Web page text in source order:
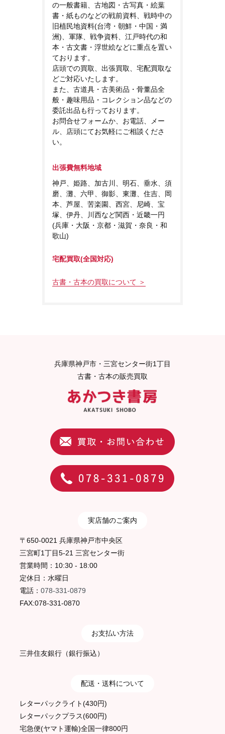
の一般書籍、古地図・古写真・絵葉
書・紙ものなどの戦前資料、戦時中の
旧植民地資料(台湾・朝鮮・中国・満
洲)、軍隊、戦争資料、江戸時代の和
本・古文書・浮世絵などに重点を置い
ております。
店頭での買取、出張買取、宅配買取な
どご対応いたします。
また、古道具・古美術品・骨董品全
般・趣味用品・コレクション品などの
委託出品も行っております。
お問合せフォームか、お電話、メー
ル、店頭にてお気軽にご相談くださ
い。
出張費無料地域
神戸、姫路、加古川、明石、垂水、須
磨、灘、六甲、御影、東灘、住吉、岡
本、芦屋、苦楽園、西宮、尼崎、宝
塚、伊丹、川西など関西・近畿一円
(兵庫・大阪・京都・滋賀・奈良・和
歌山)
宅配買取(全国対応)
古書・古本の買取について ＞
兵庫県神戸市・三宮センター街1丁目
古書・古本の販売買取
実店舗のご案内
〒650-0021 兵庫県神戸市中央区
三宮町1丁目5-21 三宮センター街
営業時間：10:30 - 18:00
定休日：水曜日
電話： 078-331-0879
FAX:078-331-0870
お支払い方法
三井住友銀行（銀行振込）
配送・送料について
レターパックライト(430円)
レターパックプラス(600円)
宅急便(ヤマト運輸)全国一律800円